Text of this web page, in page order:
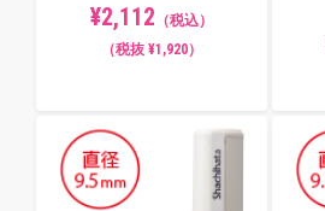
¥2,112 （税込）
（税抜 ¥1,920）